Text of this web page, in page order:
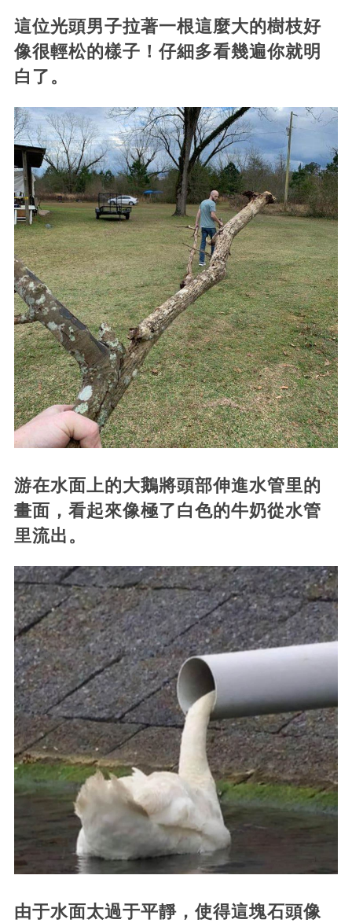
這位光頭男子拉著一根這麼大的樹枝好
像很輕松的樣子！仔細多看幾遍你就明
白了。
游在水面上的大鵝將頭部伸進水管里的
畫面，看起來像極了白色的牛奶從水管
里流出。
由于水面太過于平靜，使得這塊石頭像